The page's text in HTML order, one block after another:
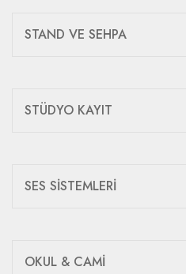
STAND VE SEHPA
STÜDYO KAYIT
SES SİSTEMLERİ
OKUL & CAMİ